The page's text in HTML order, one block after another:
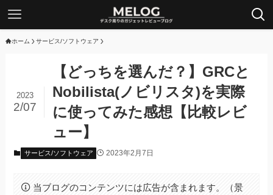
ホーム サービス/ソフトウェア
【どっちを選んだ？】GRCと
Nobilista(ノビリスタ)を実際
に使ってみた感想【比較レビ
ュー】
2023
2/07
サービス/ソフトウェア 2023年2月7日
当ブログのコンテンツには広告が含まれます。（景